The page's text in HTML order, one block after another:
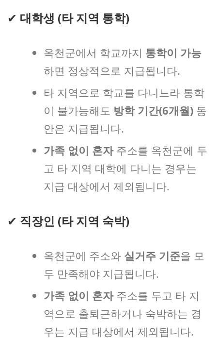
✔ 대학생 (타 지역 통학)
옥천군에서 학교까지 통학이 가능
하면 정상적으로 지급됩니다.
타 지역으로 학교를 다니느라 통학
이 불가능해도 방학 기간(6개월) 동
안은 지급됩니다.
가족 없이 혼자주소를 옥천군에 두
고 타 지역 대학에 다니는 경우는
지급 대상에서 제외됩니다.
✔ 직장인 (타 지역 숙박)
옥천군에 주소와 실거주 기준을 모
두 만족해야 지급됩니다.
가족 없이 혼자주소를 두고 타 지
역으로 출퇴근하거나 숙박하는 경
우는 지급 대상에서 제외됩니다.